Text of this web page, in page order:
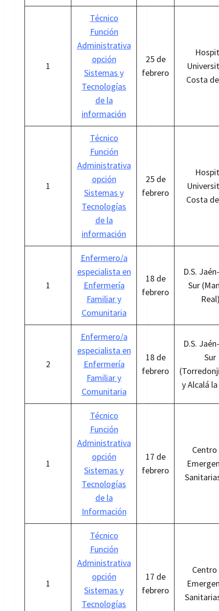
1
Técnico
Función
Administrativa
opción
Sistemas y
Tecnologías
de la
información
25 de
febrero
Costa
1
Técnico
Función
Administrativa
opción
Sistemas y
Tecnologías
de la
información
25 de
febrero
Costa
1
Enfermero/a
especialista en
Enfermería
Familiar y
Comunitaria
18 de
febrero
D.S.
Sur
2
Enfermero/a
especialista en
Enfermería
Familiar y
Comunitaria
18 de
febrero
D.S.
Sur
y Alcalá
1
Técnico
Función
Administrativa
opción
Sistemas y
Tecnologías
de la
Información
17 de
febrero
1
Técnico
Función
Administrativa
opción
Sistemas y
Tecnologías
17 de
febrero